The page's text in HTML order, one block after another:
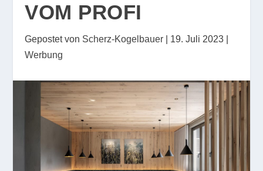
VOM PROFI
Gepostet von Scherz-Kogelbauer 19. Juli 2023
Werbung